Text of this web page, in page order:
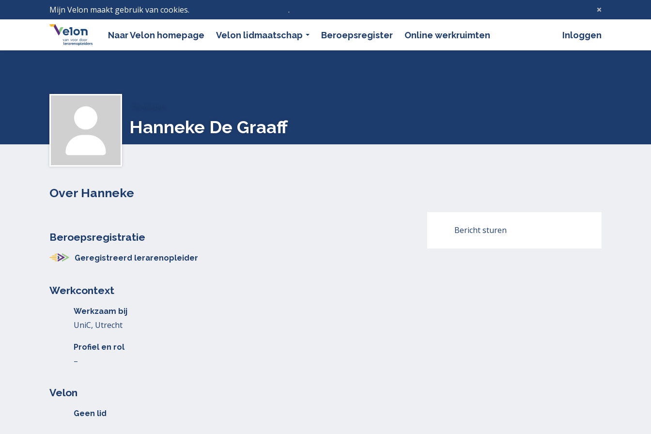
Mijn Velon maakt gebruik van cookies. .
Naar Velon homepage Velon lidmaatschap Beroepsregister Online werkruimten Inloggen
Hanneke De Graaff
Over Hanneke
Beroepsregistratie
Geregistreerd lerarenopleider
Werkcontext
Werkzaam bij
UniC, Utrecht
Profiel en rol
–
Velon
Geen lid
Bericht sturen